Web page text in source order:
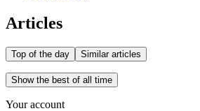
Articles
Top of the day Similar articles
Show the best of all time
Your account